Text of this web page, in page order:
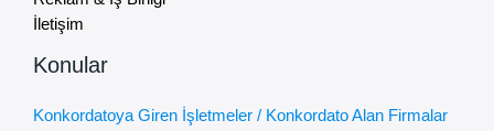
İletişim
Konular
Konkordatoya Giren İşletmeler / Konkordato Alan Firmalar